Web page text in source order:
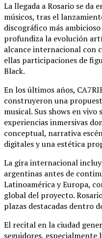
La llegada a Rosario se da
músicos, tras el
discográfico más
profundiza la evolución
alcance internacional con
ellas participaciones de
Black.
En los últimos años,
construyeron una
musical. Sus shows en
experiencias inmersivas
conceptual, narrativa
digitales y una estética
La gira internacional
argentinas antes de
Latinoamérica y Europa,
global del proyecto.
plazas destacadas dentro
El recital en la ciudad
seguidores,